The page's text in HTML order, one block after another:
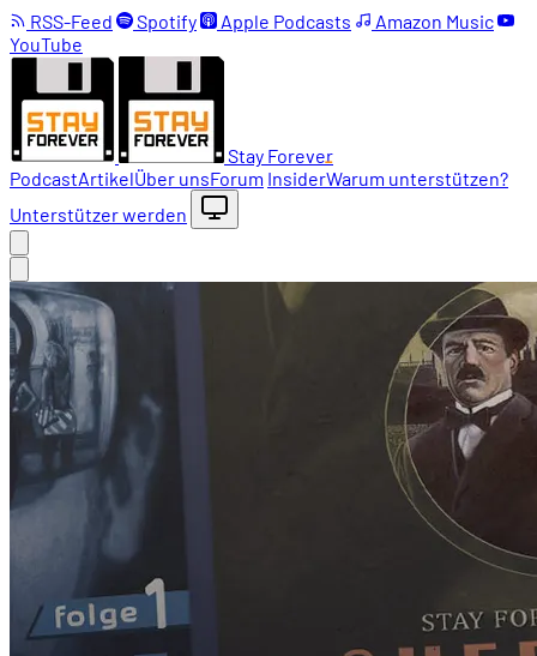
RSS-Feed Spotify Apple Podcasts
Amazon Music
YouTube
Stay Forever
PodcastArtikelÜber unsForum InsiderWarum unterstützen?
Unterstützer werden